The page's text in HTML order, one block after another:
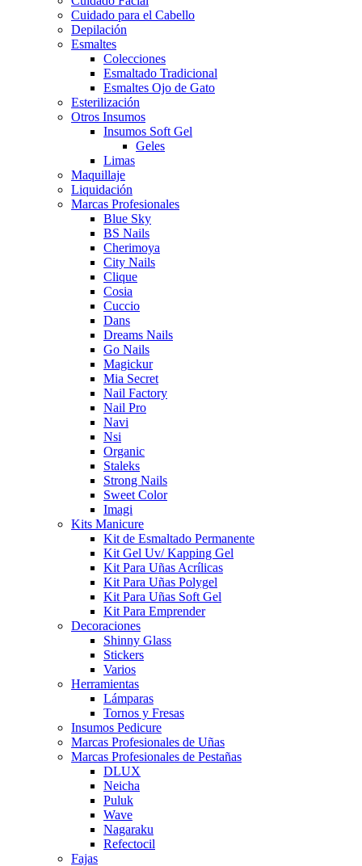
Cuidado para el Cabello
Depilación
Esmaltes
Colecciones
Esmaltado Tradicional
Esmaltes Ojo de Gato
Esterilización
Otros Insumos
Insumos Soft Gel
Geles
Limas
Maquillaje
Liquidación
Marcas Profesionales
Blue Sky
BS Nails
Cherimoya
City Nails
Clique
Cosia
Cuccio
Dans
Dreams Nails
Go Nails
Magickur
Mia Secret
Nail Factory
Nail Pro
Navi
Nsi
Organic
Staleks
Strong Nails
Sweet Color
Imagi
Kits Manicure
Kit de Esmaltado Permanente
Kit Gel Uv/ Kapping Gel
Kit Para Uñas Acrílicas
Kit Para Uñas Polygel
Kit Para Uñas Soft Gel
Kit Para Emprender
Decoraciones
Shinny Glass
Stickers
Varios
Herramientas
Lámparas
Tornos y Fresas
Insumos Pedicure
Marcas Profesionales de Uñas
Marcas Profesionales de Pestañas
DLUX
Neicha
Puluk
Wave
Nagaraku
Refectocil
Fajas